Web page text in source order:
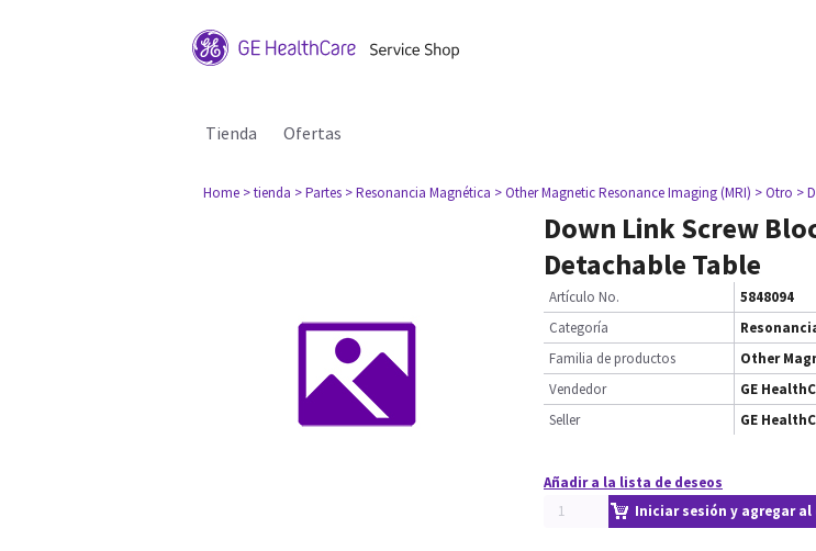
Tienda Ofertas
Home > tienda > Partes > Resonancia Magnética > Other Magnetic Resonance Imaging (MRI) > Otro >
Down Link Screw
Detachable Table
Artículo No.
5848094
Categoría
Familia de productos
Other
Vendedor
GE
Seller
GE
Añadir a la lista de deseos
Iniciar sesión y agregar